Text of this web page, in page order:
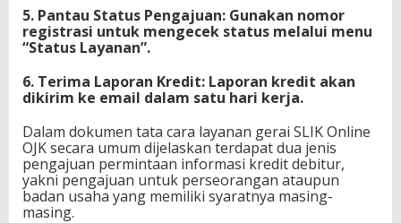
5. Pantau Status Pengajuan: Gunakan nomor
registrasi untuk mengecek status melalui menu
“Status Layanan”.
6. Terima Laporan Kredit: Laporan kredit akan
dikirim ke email dalam satu hari kerja.
Dalam dokumen tata cara layanan gerai SLIK Online
OJK secara umum dijelaskan terdapat dua jenis
pengajuan permintaan informasi kredit debitur,
yakni pengajuan untuk perseorangan ataupun
badan usaha yang memiliki syaratnya masing-
masing.